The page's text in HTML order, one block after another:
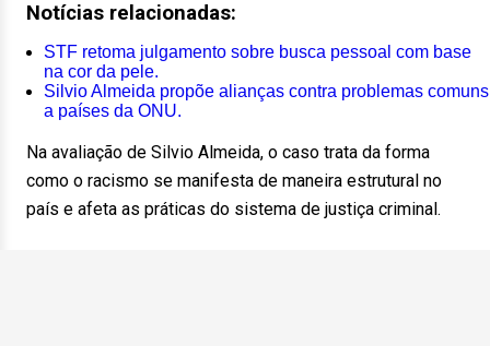
Notícias relacionadas:
STF retoma julgamento sobre busca pessoal com base
na cor da pele.
Silvio Almeida propõe alianças contra problemas comuns
a países da ONU.
Na avaliação de Silvio Almeida, o caso trata da forma
como o racismo se manifesta de maneira estrutural no
país e afeta as práticas do sistema de justiça criminal.